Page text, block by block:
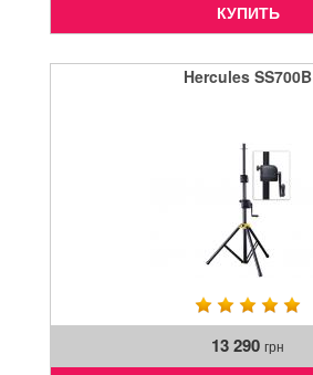
КУПИТЬ
Hercules SS700B
13 290 грн